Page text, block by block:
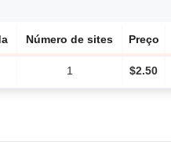
Número de sites Preço
1 $2.50